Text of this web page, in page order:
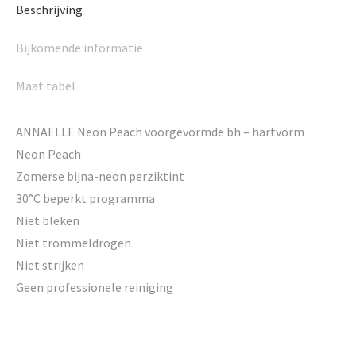
Beschrijving
Bijkomende informatie
Maat tabel
ANNAELLE Neon Peach voorgevormde bh – hartvorm
Neon Peach
Zomerse bijna-neon perziktint
30°C beperkt programma
Niet bleken
Niet trommeldrogen
Niet strijken
Geen professionele reiniging